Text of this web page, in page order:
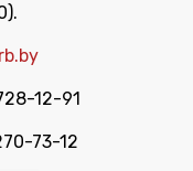
12-91
73-12